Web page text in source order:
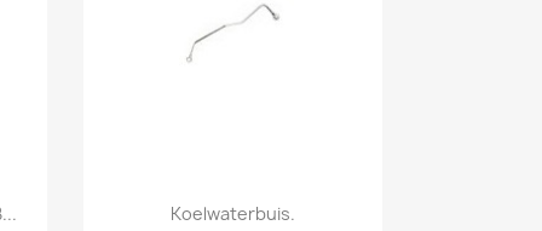
Snel bekijken
Koelwaterbuis.